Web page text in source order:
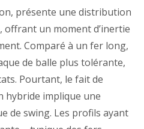
présente une distribution
offrant un moment d’inertie
Comparé à un fer long,
de balle plus tolérante,
Pourtant, le fait de
hybride implique une
de swing. Les profils ayant